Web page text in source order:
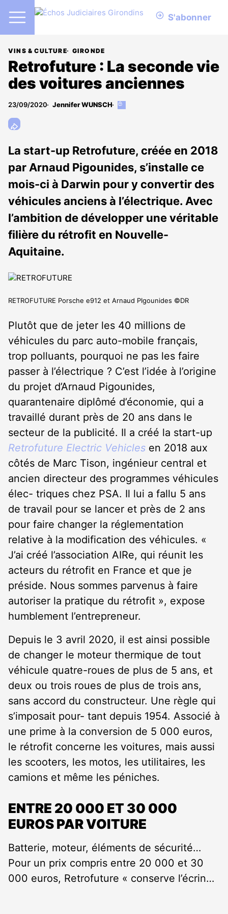
S'abonner
VINS & CULTURE GIRONDE
Retrofuture : La seconde vie
des voitures anciennes
23/09/2020 Jennifer WUNSCH
Cet
abonnés
La start-up Retrofuture, créée en 2018
par Arnaud Pigounides, s’installe ce
mois-ci à Darwin pour y convertir des
véhicules anciens à l’électrique. Avec
l’ambition de développer une véritable
filière du rétrofit en Nouvelle-
Aquitaine.
RETROFUTURE Porsche e912 et Arnaud PIgounides ©DR
Plutôt que de jeter les 40 millions de
véhicules du parc auto-mobile français,
trop polluants, pourquoi ne pas les faire
passer à l’électrique ? C’est l’idée à l’origine
du projet d’Arnaud Pigounides,
quarantenaire diplômé d’économie, qui a
travaillé durant près de 20 ans dans le
secteur de la publicité. Il a créé la start-up
Retrofuture Electric Vehicles en 2018 aux
côtés de Marc Tison, ingénieur central et
ancien directeur des programmes véhicules
élec- triques chez PSA. Il lui a fallu 5 ans
de travail pour se lancer et près de 2 ans
pour faire changer la réglementation
relative à la modification des véhicules. «
J’ai créé l’association AIRe, qui réunit les
acteurs du rétrofit en France et que je
préside. Nous sommes parvenus à faire
autoriser la pratique du rétrofit », expose
humblement l’entrepreneur.
Depuis le 3 avril 2020, il est ainsi possible
de changer le moteur thermique de tout
véhicule quatre-roues de plus de 5 ans, et
deux ou trois roues de plus de trois ans,
sans accord du constructeur. Une règle qui
s’imposait pour- tant depuis 1954. Associé à
une prime à la conversion de 5 000 euros,
le rétrofit concerne les voitures, mais aussi
les scooters, les motos, les utilitaires, les
camions et même les péniches.
ENTRE 20 000 ET 30 000
EUROS PAR VOITURE
Batterie, moteur, éléments de sécurité…
Pour un prix compris entre 20 000 et 30
000 euros, Retrofuture « conserve l’écrin…